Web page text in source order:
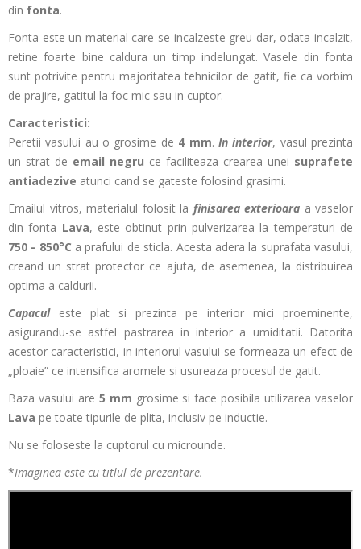
din fonta.
Fonta este un material care se incalzeste greu dar, odata incalzit,
retine foarte bine caldura un timp indelungat. Vasele din fonta
sunt potrivite pentru majoritatea tehnicilor de gatit, fie ca vorbim
de prajire, gatitul la foc mic sau in cuptor.
Caracteristici:
Peretii vasului au o grosime de 4 mm. In interior, vasul prezinta
un strat de email negru ce faciliteaza crearea unei suprafete
antiadezive atunci cand se gateste folosind grasimi.
Emailul vitros, materialul folosit la finisarea exterioara a vaselor
din fonta Lava, este obtinut prin pulverizarea la temperaturi de
750 - 850°C a prafului de sticla. Acesta adera la suprafata vasului,
creand un strat protector ce ajuta, de asemenea, la distribuirea
optima a caldurii.
Capaculeste plat si prezinta pe interior mici proeminente,
asigurandu-se astfel pastrarea in interior a umiditatii. Datorita
acestor caracteristici, in interiorul vasului se formeaza un efect de
„ploaie” ce intensifica aromele si usureaza procesul de gatit.
Baza vasului are 5 mm grosime si face posibila utilizarea vaselor
Lava pe toate tipurile de plita, inclusiv pe inductie.
Nu se foloseste la cuptorul cu microunde.
*Imaginea este cu titlul de prezentare.